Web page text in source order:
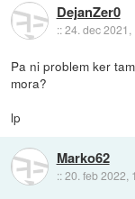
DejanZer0
::24. dec 2021,
Pa ni problem ker
mora?
lp
Marko62
::20. feb 2022,